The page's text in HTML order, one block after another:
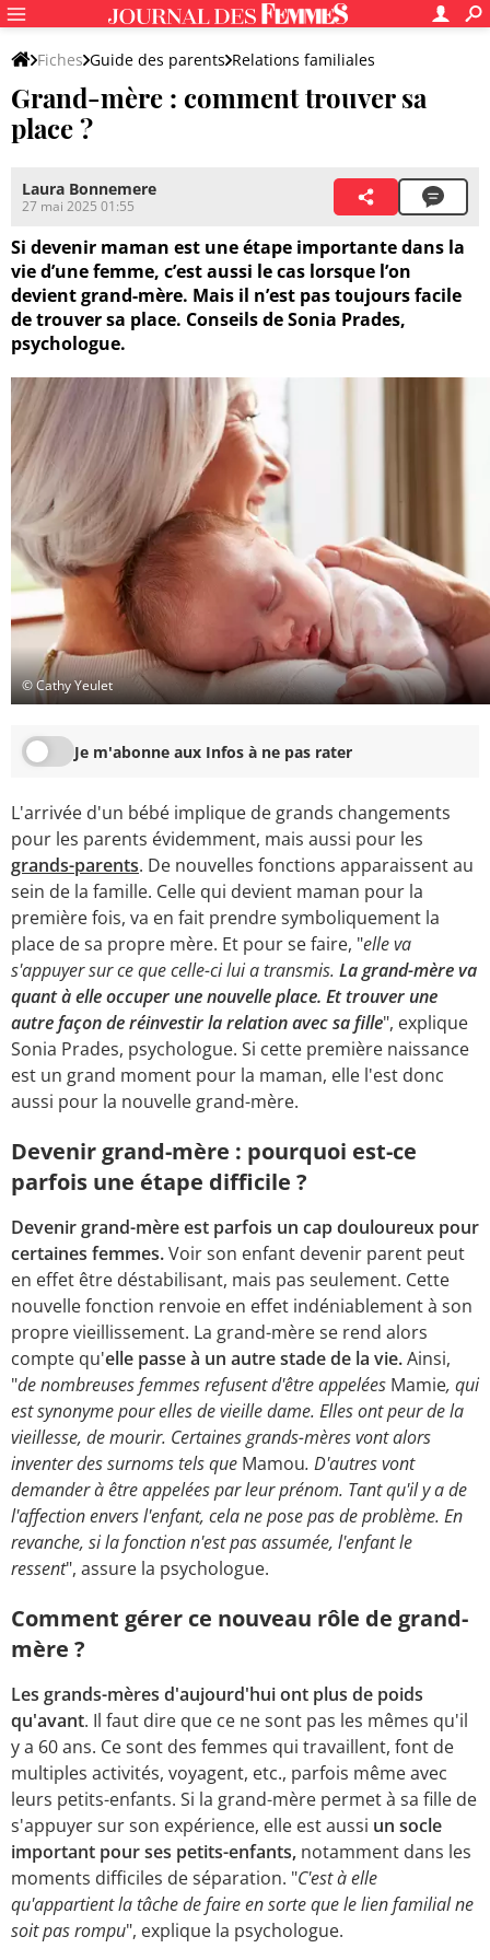
Fiches Guide des parents Relations familiales
Grand-mère : comment trouver sa
place ?
Laura Bonnemere
27 mai 2025 01:55
Si devenir maman est une étape importante dans la
vie d’une femme, c’est aussi le cas lorsque l’on
devient grand-mère. Mais il n’est pas toujours facile
de trouver sa place. Conseils de Sonia Prades,
psychologue.
© Cathy Yeulet
Je m'abonne aux Infos à ne pas rater
L'arrivée d'un bébé implique de grands changements
pour les parents évidemment, mais aussi pour les
grands-parents. De nouvelles fonctions apparaissent au
sein de la famille. Celle qui devient maman pour la
première fois, va en fait prendre symboliquement la
place de sa propre mère. Et pour se faire, "elle va
s'appuyer sur ce que celle-ci lui a transmis. La grand-mère va
quant à elle occuper une nouvelle place. Et trouver une
autre façon de réinvestir la relation avec sa fille", explique
Sonia Prades, psychologue. Si cette première naissance
est un grand moment pour la maman, elle l'est donc
aussi pour la nouvelle grand-mère.
Devenir grand-mère : pourquoi est-ce
parfois une étape difficile ?
Devenir grand-mère est parfois un cap douloureux pour
certaines femmes.Voir son enfant devenir parent peut
en effet être déstabilisant, mais pas seulement. Cette
nouvelle fonction renvoie en effet indéniablement à son
propre vieillissement. La grand-mère se rend alors
compte qu'elle passe à un autre stade de la vie.Ainsi,
"de nombreuses femmes refusent d'être appelées Mamie, qui
est synonyme pour elles de vieille dame. Elles ont peur de la
vieillesse, de mourir. Certaines grands-mères vont alors
inventer des surnoms tels que Mamou. D'autres vont
demander à être appelées par leur prénom. Tant qu'il y a de
l'affection envers l'enfant, cela ne pose pas de problème. En
revanche, si la fonction n'est pas assumée, l'enfant le
ressent", assure la psychologue.
Comment gérer ce nouveau rôle de grand-
mère ?
Les grands-mères d'aujourd'hui ont plus de poids
qu'avant. Il faut dire que ce ne sont pas les mêmes qu'il
y a 60 ans. Ce sont des femmes qui travaillent, font de
multiples activités, voyagent, etc., parfois même avec
leurs petits-enfants. Si la grand-mère permet à sa fille de
s'appuyer sur son expérience, elle est aussi un socle
important pour ses petits-enfants, notamment dans les
moments difficiles de séparation. "C'est à elle
qu'appartient la tâche de faire en sorte que le lien familial ne
soit pas rompu", explique la psychologue.